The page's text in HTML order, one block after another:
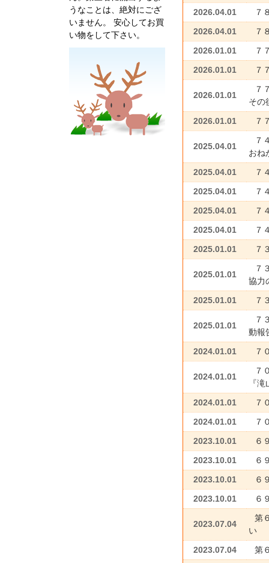
うなことは、絶対にござ
いません。 安心してお買
い物をして下さい。
2026.04.01 ７
2026.04.01 ７
2026.01.01 ７
2026.01.01 ７
2026.01.01
７
その
2026.01.01 ７
2025.04.01
７
おね
2025.04.01 ７
2025.04.01 ７
2025.04.01 ７
2025.04.01 ７
2025.01.01 ７
2025.01.01
７
協力
2025.01.01 ７
2025.01.01
７
動
2024.01.01 ７
2024.01.01
７
『
2024.01.01 ７
2024.01.01 ７
2023.10.01 ６
2023.10.01 ６
2023.10.01 ６
2023.10.01 ６
2023.07.04
第
い
2023.07.04 第